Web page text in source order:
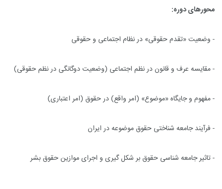
محورهای دوره:
- وضعیت «تقدم حقوقی» در نظام اجتماعی و حقوقی
- مقایسه عرف و قانون در نظم اجتماعی (وضعیت دوگانگی در نظم حقوقی)
- مفهوم و جایگاه «موضوع» (امر واقع) در حقوق (امر اعتباری)
- فرآیند جامعه شناختی حقوق موضوعه در ایران
- تاثیر جامعه شناسی حقوق بر شکل گیری و اجرای موازین حقوق بشر